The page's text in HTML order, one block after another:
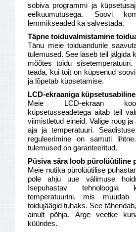
sobiva programmi ja
eelkuumutusega. Soovi
lemmikseaded ka salvestada.
Täpne toiduvalmistamine
Tänu meie toiduandurile
tulemused. See laseb teil jälgida
mõõtes toidu
teada, kui toit on küpsenud
ja lõpetab küpsetamise.
LCD-ekraaniga küpsetusabiline
Meie LCD-ekraan
küpsetusseadetega aitab teil
viimistletud eineid. Valige roog
aja ja temperatuuri.
reguleerimine on samuti
tulemused on garanteeritud.
Püsiva sära loob pürolüütiline
Meie nutika pürolüütilise
pole ahju uue välimuse
Isepuhastav tehnoloogia
temperatuurini, mis
toidujäägid tuhaks. See
ainult põhja. Ärge veetke
küürides.